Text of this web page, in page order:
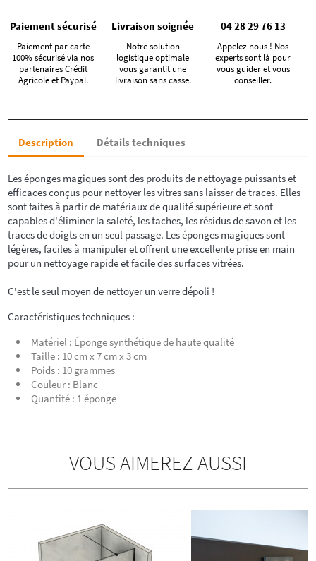
Paiement sécurisé
Paiement par carte
100% sécurisé via nos
partenaires Crédit
Agricole et Paypal.
Livraison soignée
Notre solution
logistique optimale
vous garantit une
livraison sans casse.
04 28 29 76 13
Appelez nous ! Nos
experts sont là pour
vous guider et vous
conseiller.
Description Détails techniques
Les éponges magiques sont des produits de nettoyage puissants et
efficaces conçus pour nettoyer les vitres sans laisser de traces. Elles
sont faites à partir de matériaux de qualité supérieure et sont
capables d'éliminer la saleté, les taches, les résidus de savon et les
traces de doigts en un seul passage. Les éponges magiques sont
légères, faciles à manipuler et offrent une excellente prise en main
pour un nettoyage rapide et facile des surfaces vitrées.
C'est le seul moyen de nettoyer un verre dépoli !
Caractéristiques techniques :
Matériel : Éponge synthétique de haute qualité
Taille : 10 cm x 7 cm x 3 cm
Poids : 10 grammes
Couleur : Blanc
Quantité : 1 éponge
VOUS AIMEREZ AUSSI